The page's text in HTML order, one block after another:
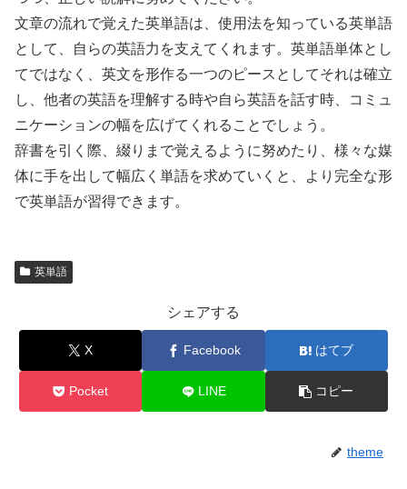
文章の流れで覚えた英単語は、使用法を知っている英単語
として、自らの英語力を支えてくれます。英単語単体とし
てではなく、英文を形作る一つのピースとしてそれは確立
し、他者の英語を理解する時や自ら英語を話す時、コミュ
ニケーションの幅を広げてくれることでしょう。
辞書を引く際、綴りまで覚えるように努めたり、様々な媒
体に手を出して幅広く単語を求めていくと、より完全な形
で英単語が習得できます。
英単語
シェアする
X Facebook はてブ
Pocket LINE コピー
theme